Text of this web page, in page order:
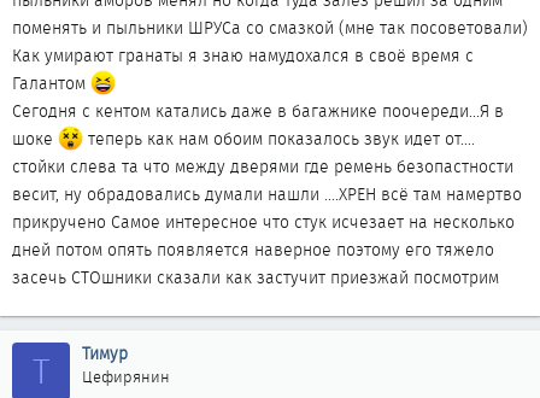
Удачи!
поменять и пыльники ШРУСа со смазкой (мне так посоветовали)
Как умирают гранаты я знаю намудохался в своё время с
Галантом
Сегодня с кентом катались даже в багажнике поочереди...Я в
шоке
теперь как нам обоим показалось звук идет от....
стойки слева та что между дверями где ремень безопастности
весит, ну обрадовались думали нашли ....ХРЕН всё там намертво
прикручено Самое интересное что стук исчезает на несколько
дней потом опять появляется наверное поэтому его тяжело
засечь СТОшники сказали как застучит приезжай посмотрим
Т Тимур
Цефирянин